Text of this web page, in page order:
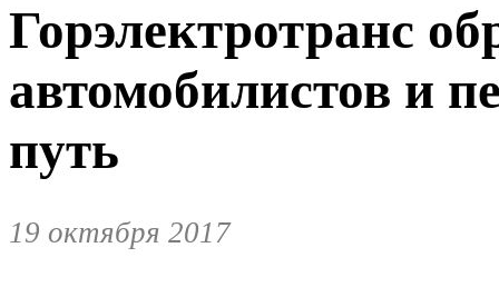
Горэлектротранс
автомобилистов и
путь
19 октября 2017